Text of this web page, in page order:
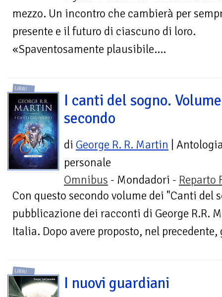
mezzo. Un incontro che cambierà per
presente e il futuro di ciascuno di loro.
«Spaventosamente plausibile....
LIBRI
I canti del sogno. Volume
secondo
di George R. R. Martin |
personale
Omnibus - Mondadori - Reparto
Con questo secondo volume dei "Canti del
pubblicazione dei racconti di George R.R.
Italia. Dopo avere proposto, nel
LIBRI
I nuovi guardiani